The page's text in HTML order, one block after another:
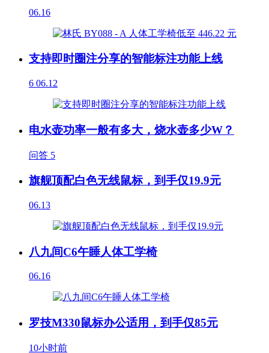
06.16
支持即时圈注分享的智能标注功能上线
6 06.12
电水壶功率一般有多大，烧水壶多少W？
问答 5
旗舰顶配白色无线鼠标，到手仅19.9元
06.13
八九间C6午睡人体工学椅
06.16
罗技M330鼠标办公适用，到手仅85元
10小时前